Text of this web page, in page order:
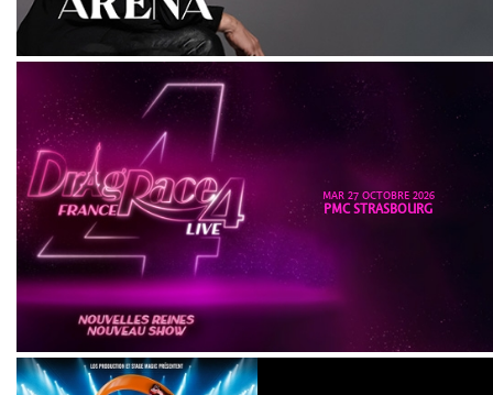
MAR 27 OCTOBRE 2026
PMC STRASBOURG